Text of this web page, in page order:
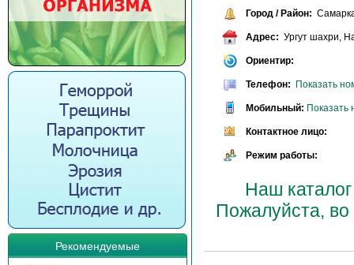
Рекомендуемые
Город / Район:
Адрес: Ургут шахри,
Ориентир:
Телефон: Показать
Мобильный: Показать
Контактное лицо:
Режим работы:
Наш
Пожалуйста,